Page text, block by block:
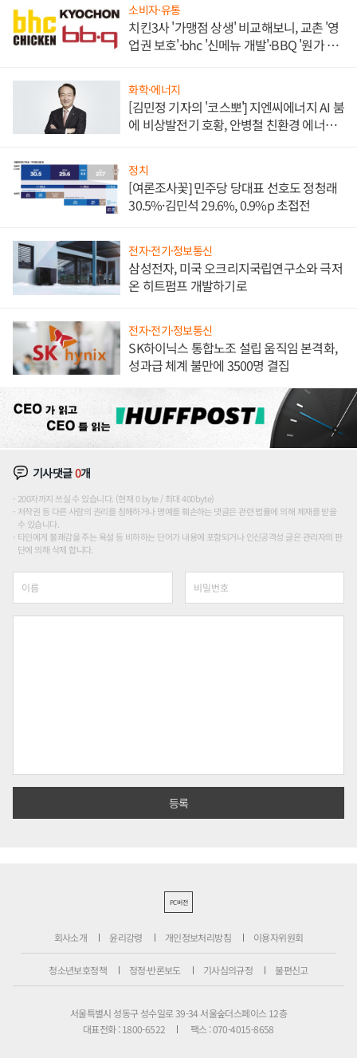
소비자·유통
치킨3사 '가맹점 상생' 비교해보니, 교촌 '영
업권 보호'·bhc '신메뉴 개발'·BBQ '원가 부
화학·에너지
[김민정 기자의 '코스뽀'] 지엔씨에너지 AI 붐
에 비상발전기 호황, 안병철 친환경 에너지
정치
[여론조사꽃] 민주당 당대표 선호도 정청래
30.5%·김민석 29.6%, 0.9%p 초접전
전자·전기·정보통신
삼성전자, 미국 오크리지국립연구소와 극저
온 히트펌프 개발하기로
전자·전기·정보통신
SK하이닉스 통합노조 설립 움직임 본격화,
성과급 체계 불만에 3500명 결집
기사댓글0개
200자까지 쓰실 수 있습니다. (현재 0 byte / 최대 400byte)
저작권 등 다른 사람의 권리를 침해하거나 명예를 훼손하는 댓글은 관련 법률에 의해 제재를 받을
수 있습니다.
타인에게 불쾌감을 주는 욕설 등 비하하는 단어가 내용에 포함되거나 인신공격성 글은 관리자의 판
단에 의해 삭제 합니다.
PC버전
회사소개 윤리강령 개인정보처리방침 이용자위원회
청소년보호정책 정정·반론보도 기사심의규정 불편신고
서울특별시 성동구 성수일로 39-34 서울숲더스페이스 12층
대표전화 : 1800-6522
팩스 : 070-4015-8658